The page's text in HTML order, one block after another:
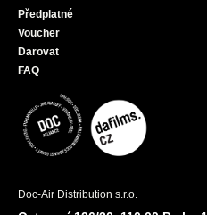
Předplatné
Voucher
Darovat
FAQ
Doc-Air Distribution s.r.o.